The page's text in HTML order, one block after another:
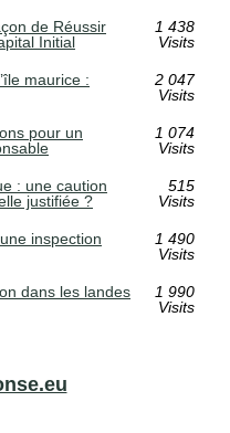
de Réussir
Initial
1 438
Visits
maurice :
2 047
Visits
pour un
1 074
Visits
: une caution
justifiée ?
515
Visits
inspection
1 490
Visits
dans les landes
1 990
Visits